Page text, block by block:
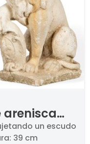
arenisca
un escudo
39 cm